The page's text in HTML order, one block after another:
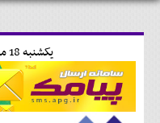
يکشنبه 18 مرداد 1405-7:11-